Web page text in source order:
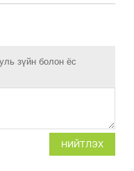
зүйн болон ёс
НИЙТЛЭХ